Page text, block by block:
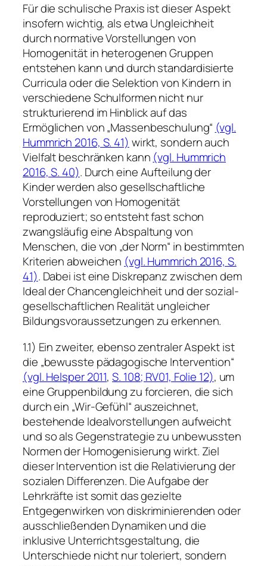
Für die schulische Praxis ist dieser Aspekt
insofern wichtig, als etwa Ungleichheit
durch normative Vorstellungen von
Homogenität in heterogenen Gruppen
entstehen kann und durch standardisierte
Curricula oder die Selektion von Kindern in
verschiedene Schulformen nicht nur
strukturierend im Hinblick auf das
Ermöglichen von „Massenbeschulung“ (vgl.
Hummrich 2016, S. 41) wirkt, sondern auch
Vielfalt beschränken kann (vgl. Hummrich
2016, S. 40). Durch eine Aufteilung der
Kinder werden also gesellschaftliche
Vorstellungen von Homogenität
reproduziert; so entsteht fast schon
zwangsläufig eine Abspaltung von
Menschen, die von „der Norm“ in bestimmten
Kriterien abweichen (vgl. Hummrich 2016, S.
41). Dabei ist eine Diskrepanz zwischen dem
Ideal der Chancengleichheit und der sozial-
gesellschaftlichen Realität ungleicher
Bildungsvoraussetzungen zu erkennen.
1.1) Ein zweiter, ebenso zentraler Aspekt ist
die „bewusste pädagogische Intervention“
(vgl. Helsper 2011,S. 108; RV01, Folie 12), um
eine Gruppenbildung zu forcieren, die sich
durch ein „Wir-Gefühl“ auszeichnet,
bestehende Idealvorstellungen aufweicht
und so als Gegenstrategie zu unbewussten
Normen der Homogenisierung wirkt. Ziel
dieser Intervention ist die Relativierung der
sozialen Differenzen. Die Aufgabe der
Lehrkräfte ist somit das gezielte
Entgegenwirken von diskriminierenden oder
ausschließenden Dynamiken und die
inklusive Unterrichtsgestaltung, die
Unterschiede nicht nur toleriert, sondern